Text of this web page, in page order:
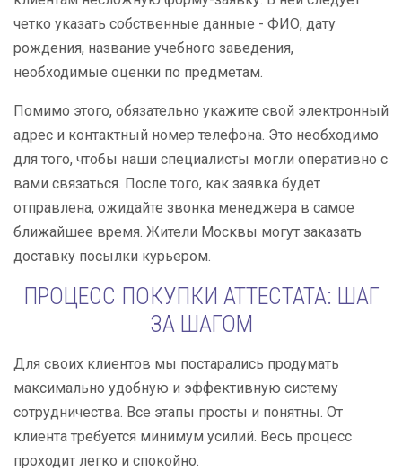
четко указать собственные данные - ФИО, дату
рождения, название учебного заведения,
необходимые оценки по предметам.
Помимо этого, обязательно укажите свой электронный
адрес и контактный номер телефона. Это необходимо
для того, чтобы наши специалисты могли оперативно с
вами связаться. После того, как заявка будет
отправлена, ожидайте звонка менеджера в самое
ближайшее время. Жители Москвы могут заказать
доставку посылки курьером.
ПРОЦЕСС ПОКУПКИ АТТЕСТАТА: ШАГ
ЗА ШАГОМ
Для своих клиентов мы постарались продумать
максимально удобную и эффективную систему
сотрудничества. Все этапы просты и понятны. От
клиента требуется минимум усилий. Весь процесс
проходит легко и спокойно.